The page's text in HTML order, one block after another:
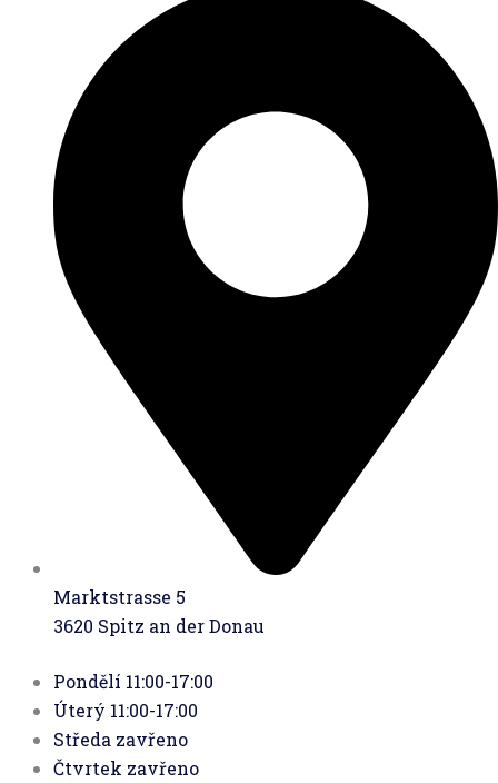
Marktstrasse 5
3620 Spitz an der Donau
Pondělí 11:00-17:00
Úterý 11:00-17:00
Středa zavřeno
Čtvrtek zavřeno